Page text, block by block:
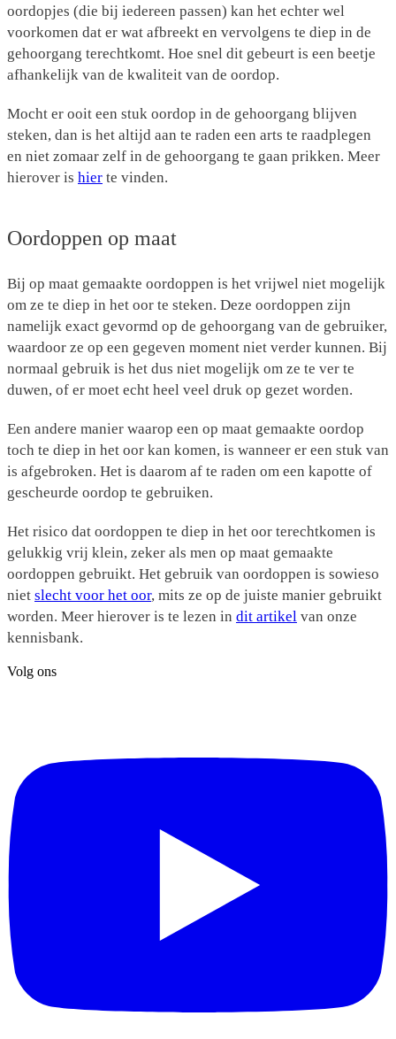
oordopjes (die bij iedereen passen) kan het echter wel
voorkomen dat er wat afbreekt en vervolgens te diep in de
gehoorgang terechtkomt. Hoe snel dit gebeurt is een beetje
afhankelijk van de kwaliteit van de oordop.
Mocht er ooit een stuk oordop in de gehoorgang blijven
steken, dan is het altijd aan te raden een arts te raadplegen
en niet zomaar zelf in de gehoorgang te gaan prikken. Meer
hierover is hier te vinden.
Oordoppen op maat
Bij op maat gemaakte oordoppen is het vrijwel niet mogelijk
om ze te diep in het oor te steken. Deze oordoppen zijn
namelijk exact gevormd op de gehoorgang van de gebruiker,
waardoor ze op een gegeven moment niet verder kunnen. Bij
normaal gebruik is het dus niet mogelijk om ze te ver te
duwen, of er moet echt heel veel druk op gezet worden.
Een andere manier waarop een op maat gemaakte oordop
toch te diep in het oor kan komen, is wanneer er een stuk van
is afgebroken. Het is daarom af te raden om een kapotte of
gescheurde oordop te gebruiken.
Het risico dat oordoppen te diep in het oor terechtkomen is
gelukkig vrij klein, zeker als men op maat gemaakte
oordoppen gebruikt. Het gebruik van oordoppen is sowieso
niet slecht voor het oor, mits ze op de juiste manier gebruikt
worden. Meer hierover is te lezen in dit artikel van onze
kennisbank.
Volg ons